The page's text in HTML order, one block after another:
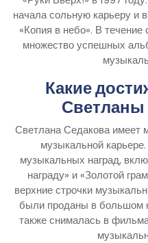
начала сольную карьеру и
«Копия в небо». В
множество успешных
Какие
Светланы
Светлана Седакова имеет
музыкальной
музыкальных наград,
награду» и «Золотой
верхние строчки
были проданы в большом
также снималась в